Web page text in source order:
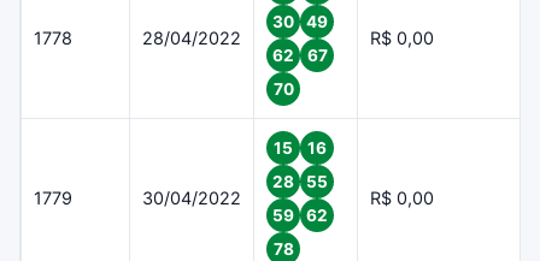
1778 28/04/2022
30
49
62
67
70
R$ 0,00
1779 30/04/2022
15
16
28
55
59
62
78
R$ 0,00